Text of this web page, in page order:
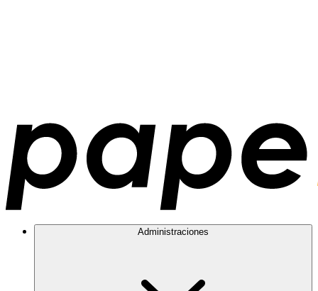
Administraciones